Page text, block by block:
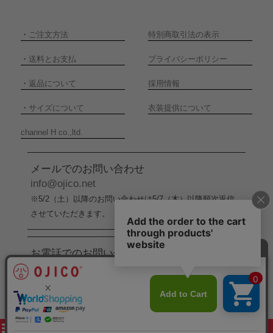
・ ご注文方法 特別商取引法の表示
・ 送料とお支払 プライバシーポリシー
・ 返品について 採用情報
・ サイズについて 衣装提供について
channel H co.,ltd.
メールでのお問い合わせ
info@ojico.net
※5/2（土）以降のお問い合わせは5/7（木）以降順次返信
させていただきます。
お電話でのお問い合わせ
076-246-5050
※5/2（土）から5/6（水）までの間はお電話でのお問い合
わせ受付をお休みさせていただきます。